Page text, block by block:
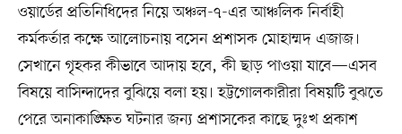
ওয়ার্ডের প্রতিনিধিদের নিয়ে অঞ্চল-৭-এর আঞ্চলিক নির্বাহী
কর্মকর্তার কক্ষে আলোচনায় বসেন প্রশাসক মোহাম্মদ এজাজ।
সেখানে গৃহকর কীভাবে আদায় হবে, কী ছাড় পাওয়া যাবে—এসব
বিষয়ে বাসিন্দাদের বুঝিয়ে বলা হয়। হট্টগোলকারীরা বিষয়টি বুঝতে
পেরে অনাকাঙ্ক্ষিত ঘটনার জন্য প্রশাসকের কাছে দুঃখ প্রকাশ